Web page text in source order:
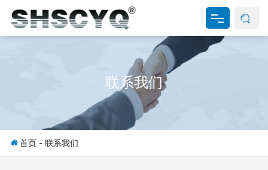
新闻资讯
联系我们
首页 - 联系我们